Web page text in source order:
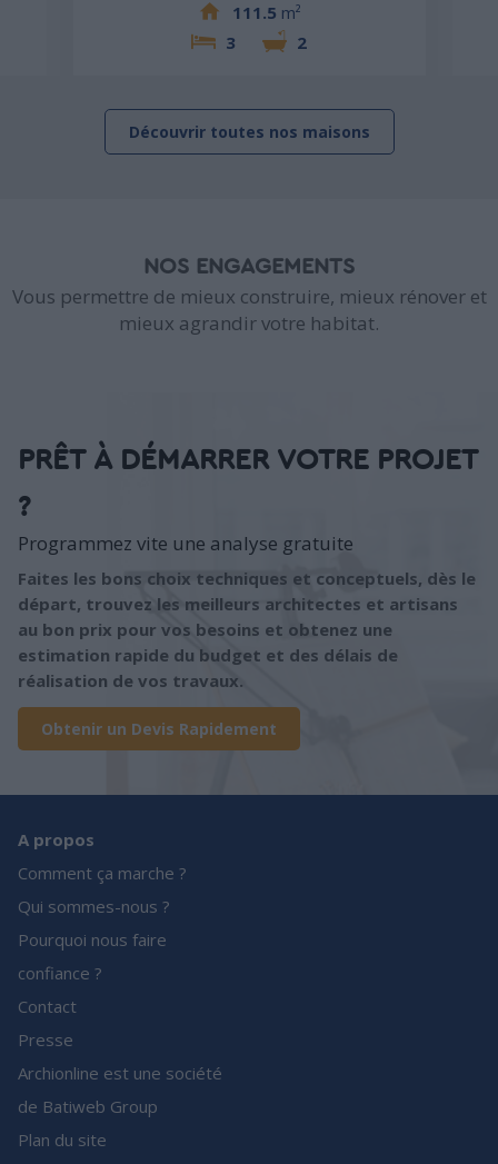
111.5 m²
3
2
Découvrir toutes nos maisons
NOS ENGAGEMENTS
Vous permettre de mieux construire, mieux rénover et
mieux agrandir votre habitat.
PRÊT À DÉMARRER VOTRE PROJET
?
Programmez vite une analyse gratuite
Faites les bons choix techniques et conceptuels, dès le
départ, trouvez les meilleurs architectes et artisans
au bon prix pour vos besoins et obtenez une
estimation rapide du budget et des délais de
réalisation de vos travaux.
Obtenir un Devis Rapidement
A propos
Comment ça marche ?
Qui sommes-nous ?
Pourquoi nous faire
confiance ?
Contact
Presse
Archionline est une société
de Batiweb Group
Plan du site